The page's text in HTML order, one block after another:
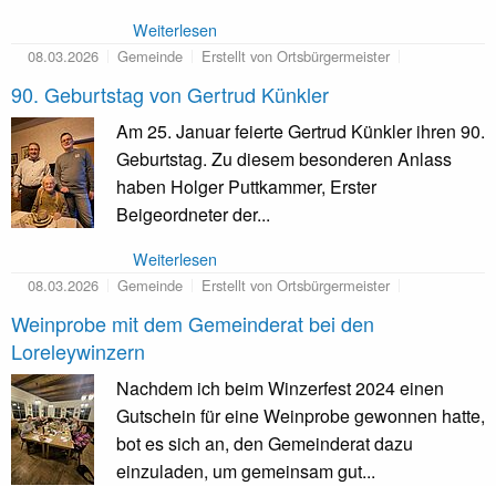
Weiterlesen
08.03.2026 Gemeinde Erstellt von Ortsbürgermeister
90. Geburtstag von Gertrud Künkler
Am 25. Januar feierte Gertrud Künkler ihren 90.
Geburtstag. Zu diesem besonderen Anlass
haben Holger Puttkammer, Erster
Beigeordneter der...
Weiterlesen
08.03.2026 Gemeinde Erstellt von Ortsbürgermeister
Weinprobe mit dem Gemeinderat bei den
Loreleywinzern
Nachdem ich beim Winzerfest 2024 einen
Gutschein für eine Weinprobe gewonnen hatte,
bot es sich an, den Gemeinderat dazu
einzuladen, um gemeinsam gut...